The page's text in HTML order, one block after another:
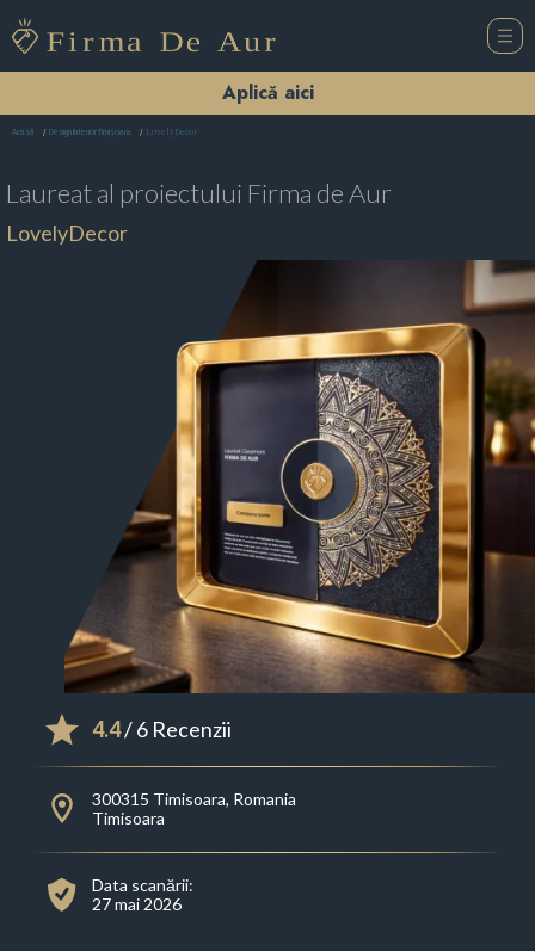
Aplică aici
Acasă Design Interior Timişoara LovelyDecor
Laureat al proiectului Firma de Aur
LovelyDecor
4.4/ 6 Recenzii
300315 Timisoara, Romania
Timisoara
Data scanării:
27 mai 2026